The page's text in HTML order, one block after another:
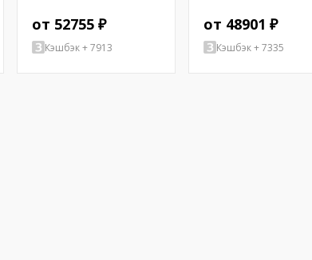
от 52755 ₽
Кэшбэк + 7913
от 48901 ₽
Кэшбэк + 7335